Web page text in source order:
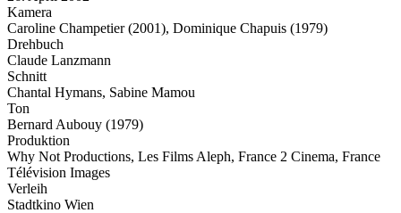
Kamera
Caroline Champetier (2001), Dominique Chapuis (1979)
Drehbuch
Claude Lanzmann
Schnitt
Chantal Hymans, Sabine Mamou
Ton
Bernard Aubouy (1979)
Produktion
Why Not Productions, Les Films Aleph, France 2 Cinema, France
Télévision Images
Verleih
Stadtkino Wien